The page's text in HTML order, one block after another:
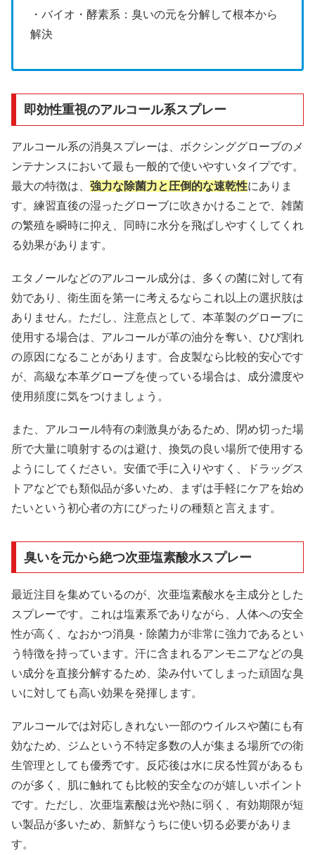
・バイオ・酵素系：臭いの元を分解して根本から
解決
即効性重視のアルコール系スプレー
アルコール系の消臭スプレーは、ボクシンググローブのメ
ンテナンスにおいて最も一般的で使いやすいタイプです。
最大の特徴は、 強力な除菌力と圧倒的な速乾性にありま
す。練習直後の湿ったグローブに吹きかけることで、雑菌
の繁殖を瞬時に抑え、同時に水分を飛ばしやすくしてくれ
る効果があります。
エタノールなどのアルコール成分は、多くの菌に対して有
効であり、衛生面を第一に考えるならこれ以上の選択肢は
ありません。ただし、注意点として、本革製のグローブに
使用する場合は、アルコールが革の油分を奪い、ひび割れ
の原因になることがあります。合皮製なら比較的安心です
が、高級な本革グローブを使っている場合は、成分濃度や
使用頻度に気をつけましょう。
また、アルコール特有の刺激臭があるため、閉め切った場
所で大量に噴射するのは避け、換気の良い場所で使用する
ようにしてください。安価で手に入りやすく、ドラッグス
トアなどでも類似品が多いため、まずは手軽にケアを始め
たいという初心者の方にぴったりの種類と言えます。
臭いを元から絶つ次亜塩素酸水スプレー
最近注目を集めているのが、次亜塩素酸水を主成分とした
スプレーです。これは塩素系でありながら、人体への安全
性が高く、なおかつ消臭・除菌力が非常に強力であるとい
う特徴を持っています。汗に含まれるアンモニアなどの臭
い成分を直接分解するため、染み付いてしまった頑固な臭
いに対しても高い効果を発揮します。
アルコールでは対応しきれない一部のウイルスや菌にも有
効なため、ジムという不特定多数の人が集まる場所での衛
生管理としても優秀です。反応後は水に戻る性質があるも
のが多く、肌に触れても比較的安全なのが嬉しいポイント
です。ただし、次亜塩素酸は光や熱に弱く、有効期限が短
い製品が多いため、新鮮なうちに使い切る必要がありま
す。